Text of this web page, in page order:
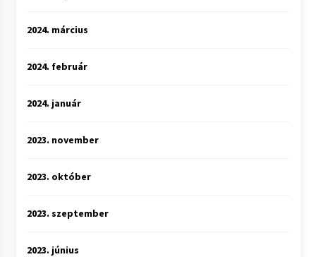
2024. március
2024. február
2024. január
2023. november
2023. október
2023. szeptember
2023. június